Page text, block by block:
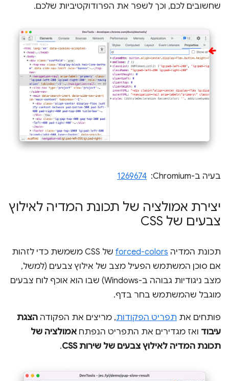
שחשובים לכם, וכך לשפר את הפרודוקטיביות שלכם.
בעיה ב-Chromium: ‏ 1269674
יצירת אמולציה של תכונת המדיה לאילוץ
צבעים של CSS
תכונת המדיה forced-colors
של CSS משמשת כדי לזהות
אם סוכן המשתמש הפעיל מצב של אילוץ צבעים (למשל,
מצב ניגודיות גבוהה ב-Windows) שבו הוא אוכף לוח צבעים
מוגבל שהמשתמש בחר בדף.
פותחים את תפריט הפקודות, מריצים את הפקודה הצגת
עיבוד ואז מגדירים את התפריט הנפתח אמולציה של
תכונת המדיה לאילוץ צבעים של שירות CSS
.